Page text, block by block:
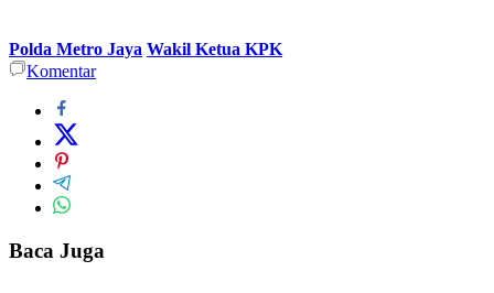
Polda Metro Jaya Wakil Ketua KPK
Komentar
Baca Juga